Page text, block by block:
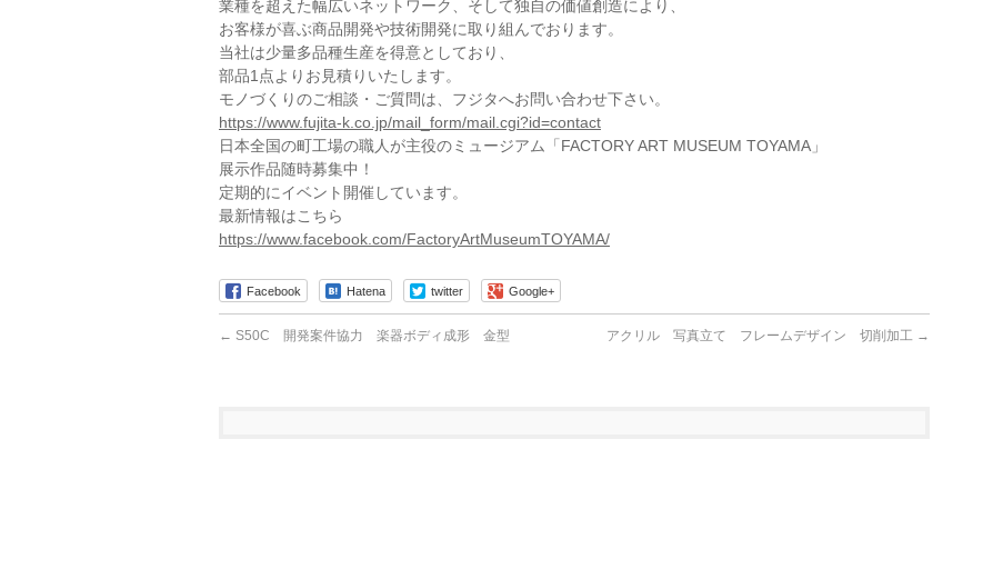
業種を超えた幅広いネットワーク、そして独自の価値創造により、
お客様が喜ぶ商品開発や技術開発に取り組んでおります。
当社は少量多品種生産を得意としており、
部品1点よりお見積りいたします。
モノづくりのご相談・ご質問は、フジタへお問い合わせ下さい。
https://www.fujita-k.co.jp/mail_form/mail.cgi?id=contact
日本全国の町工場の職人が主役のミュージアム「FACTORY ART MUSEUM TOYAMA」
展示作品随時募集中！
定期的にイベント開催しています。
最新情報はこちら
https://www.facebook.com/FactoryArtMuseumTOYAMA/
Facebook Hatena twitter Google+
← S50C 開発案件協力 楽器ボディ成形 金型 アクリル 写真立て フレームデザイン 切削加工 →